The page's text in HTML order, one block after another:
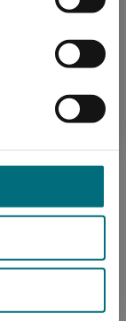
inkludera
är
författare